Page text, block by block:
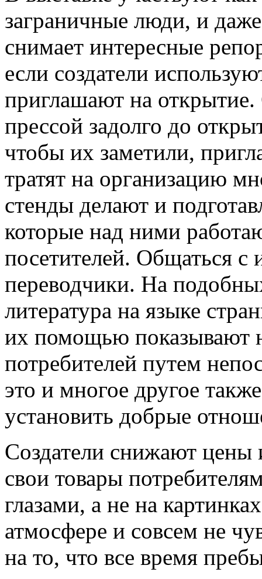
заграничные люди, и
снимает интересные
если создатели
приглашают на
прессой задолго до
чтобы их заметили,
тратят на организацию
стенды делают и
которые над ними
посетителей. Общаться
переводчики. На
литература на языке
их помощью показывают
потребителей путем
это и многое другое
установить добрые
Создатели снижают цены
свои товары
глазами, а не на
атмосфере и совсем не
на то, что все время